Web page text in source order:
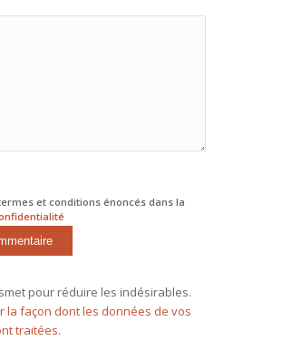
et conditions énoncés dans la
pour réduire les indésirables.
la façon dont les données de vos
traitées.